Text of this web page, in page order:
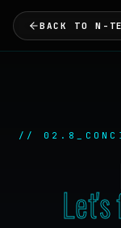
BACK TO N-
//
Let's